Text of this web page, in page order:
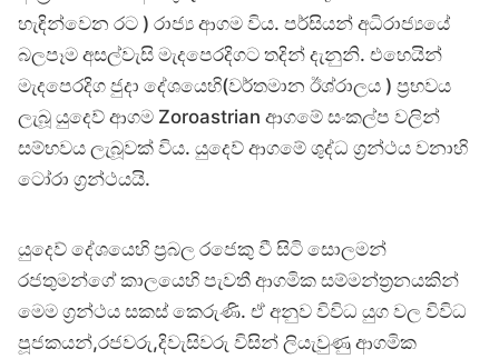
හැඳින්වෙන රට ) රාජ්‍ය ආගම විය. පර්සියන් අධිරාජ්‍යයේ
බලපෑම අසල්වැසි මැදපෙරදිගට තදින් දැනුනි. එහෙයින්
මැදපෙරදිග ජුදා දේශයෙහි(වර්තමාන ඊශ්රාලය ) ප්‍රභවය
ලැබූ යුදෙව් ආගම Zoroastrian ආගමේ සංකල්ප වලින්
සම්භවය ලැබූවක් විය. යුදෙව් ආගමේ ශුද්ධ ග්‍රන්ථය වනාහි
ටෝරා ග්‍රන්ථයයි.
යුදෙව් දේශයෙහි ප්‍රබල රජෙකු වී සිටි සොලමන්
රජතුමන්ගේ කාලයෙහි පැවතී ආගමික සම්මන්ත්‍රනයකින්
මෙම ග්‍රන්ථය සකස් කෙරුණි. ඒ අනුව විවිධ යුග වල විවිධ
පූජකයන්,රජවරු,දිවැසිවරු විසින් ලියැවුණු ආගමික